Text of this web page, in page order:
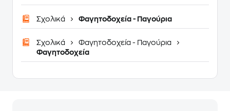
Σχολικά Φαγητοδοχεία - Παγούρια
Σχολικά
Φαγητοδοχεία - Παγούρια
Φαγητοδοχεία